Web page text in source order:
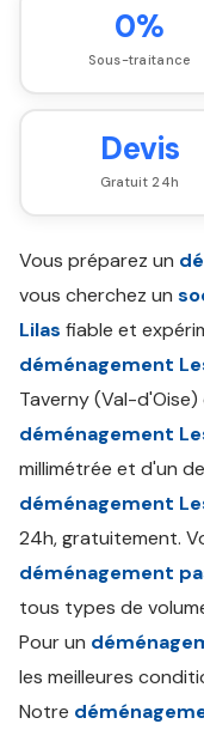
0%
Sous-traitance
Devis
Gratuit 24h
Vous préparez un
vous cherchez un
Lilas fiable et
déménagement
Taverny (Val-
déménagement
millimétrée et d'un
déménagement
24h, gratuitement.
déménagement
tous types de
Pour un
les meilleures
Notre